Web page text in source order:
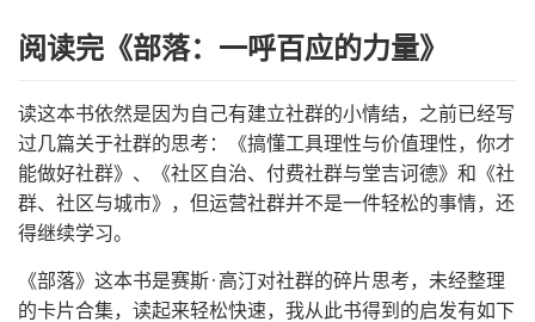
阅读完《部落：一呼百应的力量》
读这本书依然是因为自己有建立社群的小情结，之前已经写
过几篇关于社群的思考：《搞懂工具理性与价值理性，你才
能做好社群》、《社区自治、付费社群与堂吉诃德》和《社
群、社区与城市》，但运营社群并不是一件轻松的事情，还
得继续学习。
《部落》这本书是赛斯·高汀对社群的碎片思考，未经整理
的卡片合集，读起来轻松快速，我从此书得到的启发有如下